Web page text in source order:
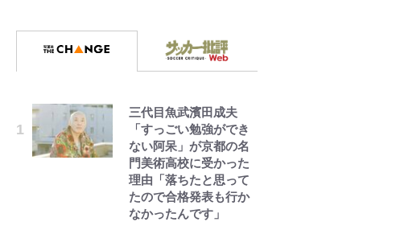
トレッチ5に大型ポイン
トガードも…
ガンダムZZ』いまだ語
り継がれる「伝説のト
ンデモシーン」 「Zザ
ク」に「謎の光」も…
「あまりにも破格すぎ
る…」『BLEACH 千年
三代目魚武濱田成夫
「すっごい勉強ができ
ない阿呆」が京都の名
門美術高校に受かった
理由「落ちたと思って
たので合格発表も行か
なかったんです」